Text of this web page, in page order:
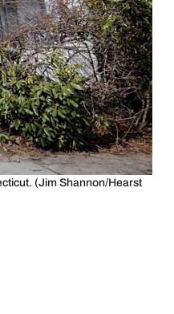
(Jim Shannon/Hearst